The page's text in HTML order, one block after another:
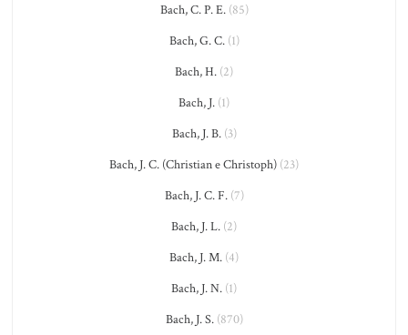
Bach, C. P. E.(85)
Bach, G. C.(1)
Bach, H. (2)
Bach, J. (1)
Bach, J. B.(3)
Bach, J. C. (Christian e Christoph) (23)
Bach, J. C. F.(7)
Bach, J. L. (2)
Bach, J. M. (4)
Bach, J. N. (1)
Bach, J. S.(870)